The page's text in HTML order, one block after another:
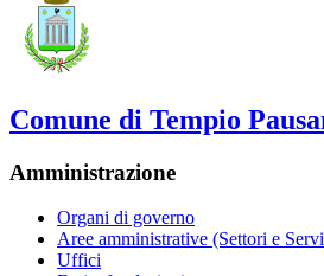
Comune di Tempio
Amministrazione
Organi di governo
Aree amministrative (Settori e
Uffici